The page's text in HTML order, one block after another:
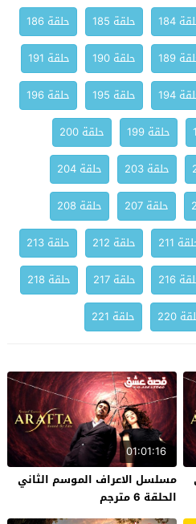
184 حلقة 185
حلقة 186
189 حلقة 190
حلقة 191
194 حلقة 195
حلقة 196
حلقة 199
حلقة 200
حلقة 203
حلقة 204
حلقة 207
حلقة 208
211 حلقة 212
حلقة 213
216 حلقة 217
حلقة 218
220 حلقة 221
01:01:16
مسلسل الاعراف الموسم الثاني
الحلقة 6 مترجم